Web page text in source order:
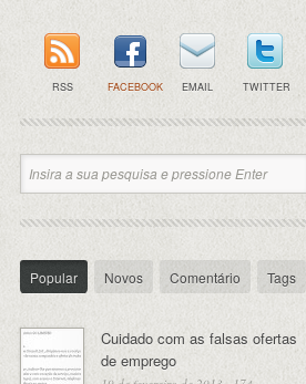
RSS FACEBOOK EMAIL TWITTER
Popular Novos Comentário Tags
Cuidado com as falsas ofertas
de emprego